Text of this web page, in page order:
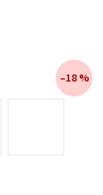
–18 %